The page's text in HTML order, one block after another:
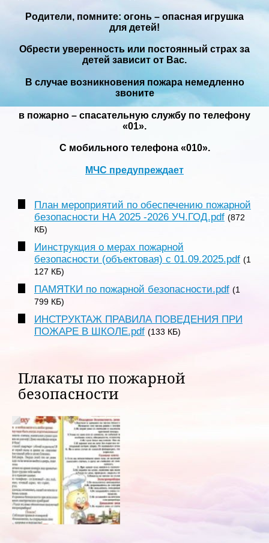
Родители, помните: огонь – опасная игрушка
для детей!
Обрести уверенность или постоянный страх за
детей зависит от Вас.
В случае возникновения пожара немедленно
звоните
в пожарно – спасательную службу по телефону
«01».
С мобильного телефона «010».
МЧС предупреждает
План мероприятий по обеспечению пожарной
безопасности НА 2025 -2026 УЧ.ГОД.pdf (872
КБ)
Иинструкция о мерах пожарной
безопасности (объектовая) с 01.09.2025.pdf (1
127 КБ)
ПАМЯТКИ по пожарной безопасности.pdf (1
799 КБ)
ИНСТРУКТАЖ ПРАВИЛА ПОВЕДЕНИЯ ПРИ
ПОЖАРЕ В ШКОЛЕ.pdf (133 КБ)
Плакаты по пожарной
безопасности